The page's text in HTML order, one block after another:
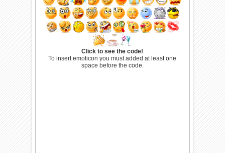
Click to see the code!
To insert emoticon you must added at least one
space before the code.